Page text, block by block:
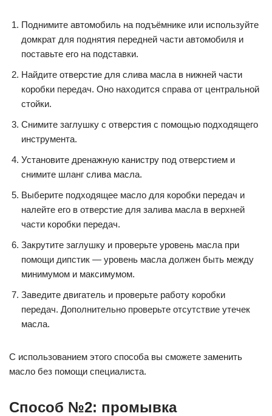
Поднимите автомобиль на подъёмнике или используйте
домкрат для поднятия передней части автомобиля и
поставьте его на подставки.
Найдите отверстие для слива масла в нижней части
коробки передач. Оно находится справа от центральной
стойки.
Снимите заглушку с отверстия с помощью подходящего
инструмента.
Установите дренажную канистру под отверстием и
снимите шланг слива масла.
Выберите подходящее масло для коробки передач и
налейте его в отверстие для залива масла в верхней
части коробки передач.
Закрутите заглушку и проверьте уровень масла при
помощи дипстик — уровень масла должен быть между
минимумом и максимумом.
Заведите двигатель и проверьте работу коробки
передач. Дополнительно проверьте отсутствие утечек
масла.
С использованием этого способа вы сможете заменить
масло без помощи специалиста.
Способ №2: промывка